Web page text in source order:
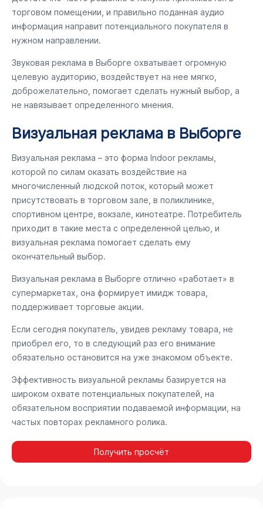
торговом помещении, и правильно поданная аудио
информация направит потенциального покупателя в
нужном направлении.
Звуковая реклама в Выборге охватывает огромную
целевую аудиторию, воздействует на нее мягко,
доброжелательно, помогает сделать нужный выбор, а
не навязывает определенного мнения.
Визуальная реклама в Выборге
Визуальная реклама – это форма Indoor рекламы,
которой по силам оказать воздействие на
многочисленный людской поток, который может
присутствовать в торговом зале, в поликлинике,
спортивном центре, вокзале, кинотеатре. Потребитель
приходит в такие места с определенной целью, и
визуальная реклама помогает сделать ему
окончательный выбор.
Визуальная реклама в Выборге отлично «работает» в
супермаркетах, она формирует имидж товара,
поддерживает торговые акции.
Если сегодня покупатель, увидев рекламу товара, не
приобрел его, то в следующий раз его внимание
обязательно остановится на уже знакомом объекте.
Эффективность визуальной рекламы базируется на
широком охвате потенциальных покупателей, на
обязательном восприятии подаваемой информации, на
частых повторах рекламного ролика.
Получить просчёт